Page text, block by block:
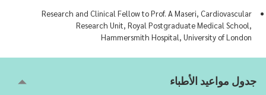
Research and Clinical Fellow to Prof. A Maseri, Cardiovascular
Research Unit, Royal Postgraduate Medical School,
Hammersmith Hospital, University of London
جدول مواعيد الأطباء